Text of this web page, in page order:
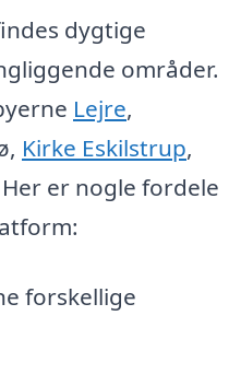
dygtige
områder.
Lejre,
Kirke Eskilstrup,
er nogle fordele
forskellige